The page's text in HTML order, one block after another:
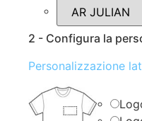
2 - Configura la
Personalizzazione